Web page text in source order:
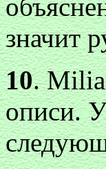
значит
10.
описи.